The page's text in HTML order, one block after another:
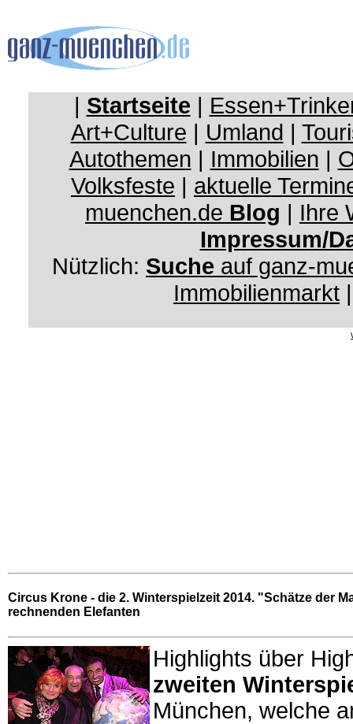
| Startseite |
Art+Culture | Umland |
Autothemen | Immobilien |
Volksfeste | aktuelle
muenchen.de Blog | Ihre
Impressum/
Nützlich: Suche auf ganz-
Immobilienmarkt
Circus Krone - die 2. Winterspielzeit 2014. "Schätze der
rechnenden Elefanten
Highlights über
zweiten
München, welche